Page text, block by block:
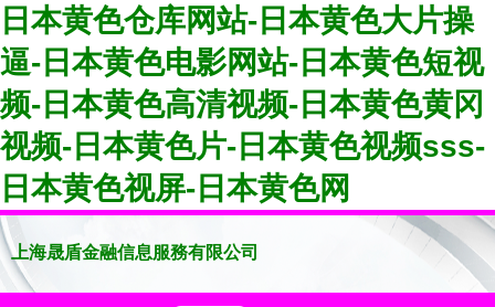
日本黄色仓库网站-日本黄色大片操
逼-日本黄色电影网站-日本黄色短视
频-日本黄色高清视频-日本黄色黄冈
视频-日本黄色片-日本黄色视频sss-
日本黄色视屏-日本黄色网
上海晟盾金融信息服務有限公司